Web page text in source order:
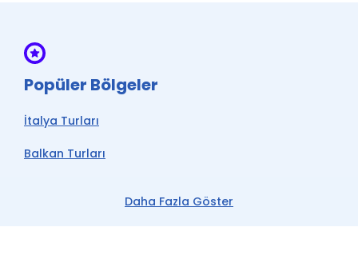
Daha Fazla Göster
Popüler Bölgeler
İtalya Turları
Balkan Turları